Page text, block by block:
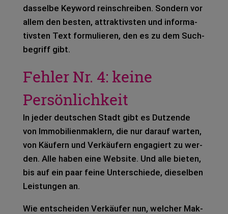
das­sel­be Key­word rein­schrei­ben. Son­dern vor
allem den bes­ten, attrak­tivs­ten und infor­ma­
tivs­ten Text for­mu­lie­ren, den es zu dem Such­
be­griff gibt.
Fehler Nr. 4: keine
Persönlichkeit
In jeder deut­schen Stadt gibt es Dut­zen­de
von Immo­bi­li­en­mak­lern, die nur dar­auf war­ten,
von Käu­fern und Ver­käu­fern enga­giert zu wer­
den. Alle haben eine Web­site. Und alle bie­ten,
bis auf ein paar feine Unter­schie­de, die­sel­ben
Leis­tun­gen an.
Wie ent­schei­den Ver­käu­fer nun, wel­cher Mak­